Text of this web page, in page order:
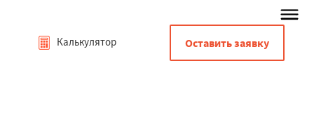
Калькулятор Оставить заявку